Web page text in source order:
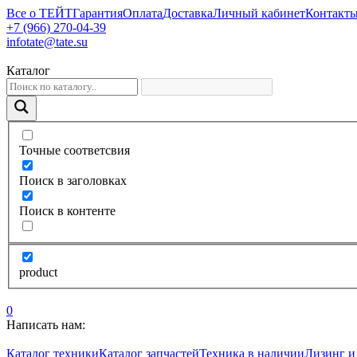
Все о ТЕЙТГарантияОплатаДоставкаЛичный кабинет
+7 (966) 270-04-39
infotate@tate.su
Каталог
Точные соответсвия
Поиск в заголовках
Поиск в контенте
product
0
Написать нам:
Каталог техникиКаталог запчастейТехника в наличииЛизинг